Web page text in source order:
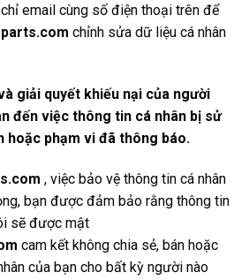
email cùng số điện thoại trên để
chỉnh sửa dữ liệu cá nhân
giải quyết khiếu nại của người
đến việc thông tin cá nhân bị sử
hoặc phạm vi đã thông báo.
.com , việc bảo vệ thông tin cá nhân
bạn được đảm bảo rằng thông tin
sẽ được mật
cam kết không chia sẻ, bán hoặc
của bạn cho bất kỳ người nào